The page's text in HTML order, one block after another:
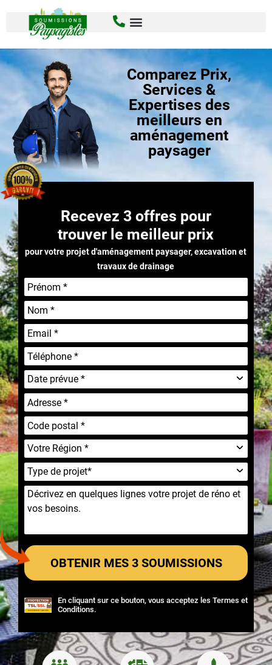
Comparez Prix,
Services &
Expertises des
meilleurs en
aménagement
paysager
Recevez 3 offres pour
trouver le meilleur prix
pour votre projet d'aménagement paysager, excavation et
travaux de drainage
En cliquant sur ce bouton, vous acceptez les Termes et
Conditions.